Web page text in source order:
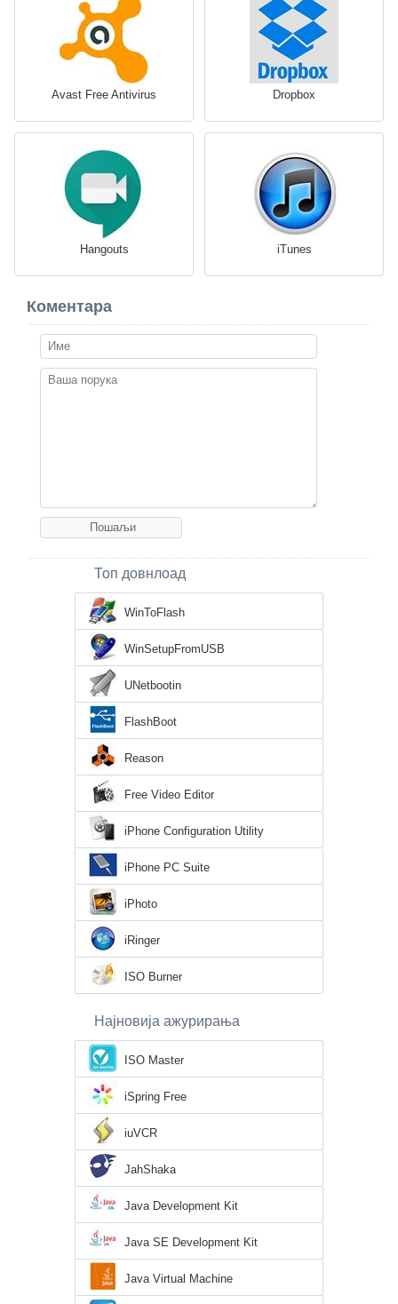
Avast Free Antivirus Dropbox
Hangouts iTunes
Коментара
Топ довнлоад
WinToFlash
WinSetupFromUSB
UNetbootin
FlashBoot
Reason
Free Video Editor
iPhone Configuration Utility
iPhone PC Suite
iPhoto
iRinger
ISO Burner
Најновија ажурирања
ISO Master
iSpring Free
iuVCR
JahShaka
Java Development Kit
Java SE Development Kit
Java Virtual Machine